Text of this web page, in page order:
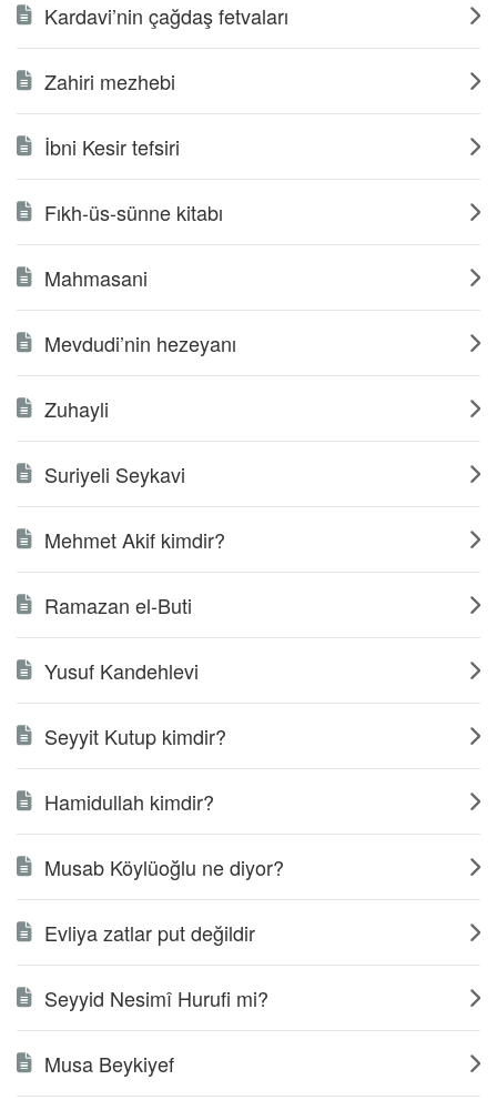
Kardavi’nin çağdaş fetvaları
Zahiri mezhebi
İbni Kesir tefsiri
Fıkh-üs-sünne kitabı
Mahmasani
Mevdudi’nin hezeyanı
Zuhayli
Suriyeli Seykavi
Mehmet Akif kimdir?
Ramazan el-Buti
Yusuf Kandehlevi
Seyyit Kutup kimdir?
Hamidullah kimdir?
Musab Köylüoğlu ne diyor?
Evliya zatlar put değildir
Seyyid Nesimî Hurufi mi?
Musa Beykiyef